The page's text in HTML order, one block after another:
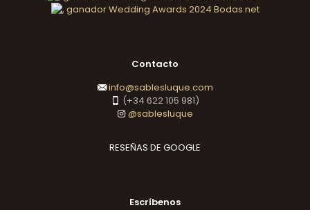
Contacto
info@sablesluque.com
(+34 622 105 981)
@sablesluque
RESEÑAS DE GOOGLE
Escríbenos